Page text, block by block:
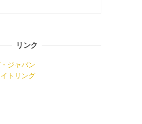
リンク
ジャパン
トリング